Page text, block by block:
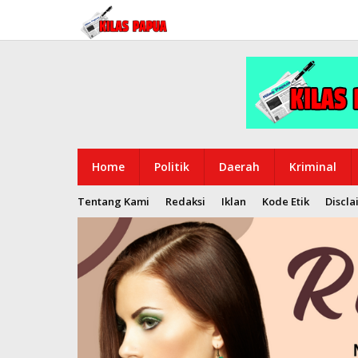
konten
Home Politik Daerah Kriminal
Tentang Kami Redaksi Iklan Kode Etik